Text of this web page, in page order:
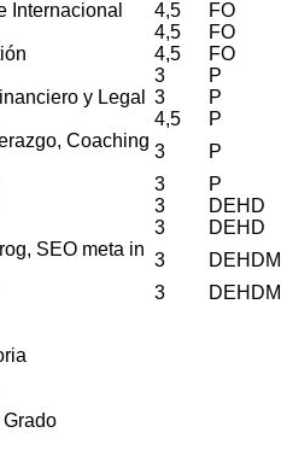
Internacional
4,5
FO
4,5
FO
4,5
FO
3
P
y Legal
3
P
4,5
P
Coaching
3
P
3
P
3
DEHD
3
DEHD
SEO meta in
3
DEHDM
3
DEHDM